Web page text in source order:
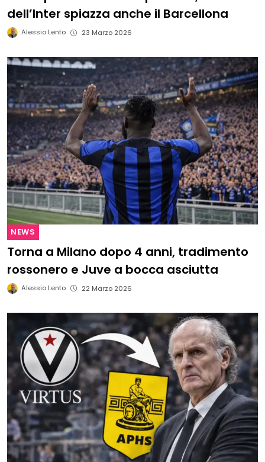
dell’Inter spiazza anche il Barcellona
Alessio Lento 23 Marzo 2026
NEWS
Torna a Milano dopo 4 anni, tradimento
rossonero e Juve a bocca asciutta
Alessio Lento 22 Marzo 2026